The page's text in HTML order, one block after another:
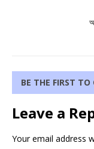
BE THE FIRST
Leave a
Your email address